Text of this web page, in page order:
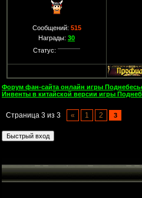
Сообщений: 515
Награды: 30
Статус:
Форум фан-сайта онлайн игры
Инвенты в китайской версии игры
Страница 3 из 3 « 1 2 3